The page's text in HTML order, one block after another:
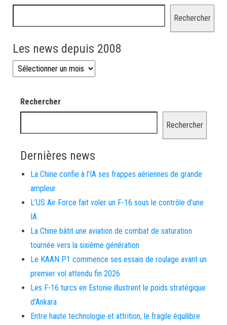
Rechercher
Les news depuis 2008
Les news depuis 2008
Rechercher
Rechercher
Dernières news
La Chine confie à l’IA ses frappes aériennes de grande
ampleur
L’US Air Force fait voler un F-16 sous le contrôle d’une
IA
La Chine bâtit une aviation de combat de saturation
tournée vers la sixième génération
Le KAAN P1 commence ses essais de roulage avant un
premier vol attendu fin 2026
Les F-16 turcs en Estonie illustrent le poids stratégique
d’Ankara
Entre haute technologie et attrition, le fragile équilibre